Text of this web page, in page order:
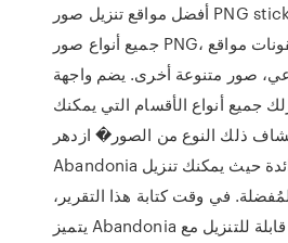
أفضل مواقع تنزيل صور PNG stickpng . موقع يضم
جميع أنواع صور PNG، لما في ذلك أيقونات مواقع
صور متنوعة أخرى. يضم واجهة
جميع أنواع الأقسام التي يمكنك
ذلك النوع من الصور� ازدهر
Abandonia كأحد المواقع الرائدة حيث يمكنك تنزيل
في وقت كتابة هذا التقرير،
يتميز Abandonia بأكثر من 1100 لعبة قابلة للتنزيل مع